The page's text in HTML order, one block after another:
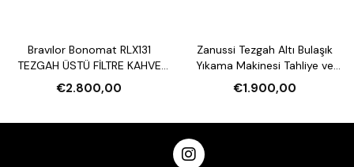
Bravılor Bonomat RLX131
TEZGAH ÜSTÜ FİLTRE KAHVE
MAKİNESİ VE SU ISITICI
€2.800,00
Zanussi Tezgah Altı Bulaşık
Yıkama Makinesi Tahliye ve
Parlatıcı Pompalı
€1.900,00